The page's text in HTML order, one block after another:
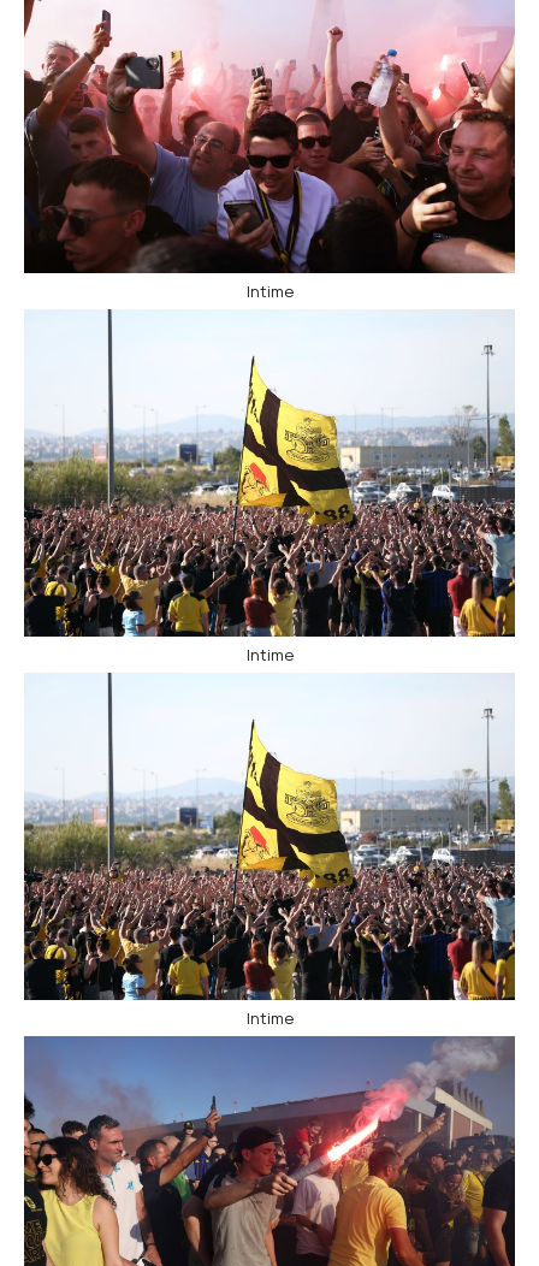
Intime
Intime
Intime